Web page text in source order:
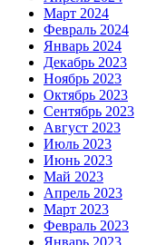
Март 2024
Февраль 2024
Январь 2024
Декабрь 2023
Ноябрь 2023
Октябрь 2023
Сентябрь 2023
Август 2023
Июль 2023
Июнь 2023
Май 2023
Апрель 2023
Март 2023
Февраль 2023
Январь 2023